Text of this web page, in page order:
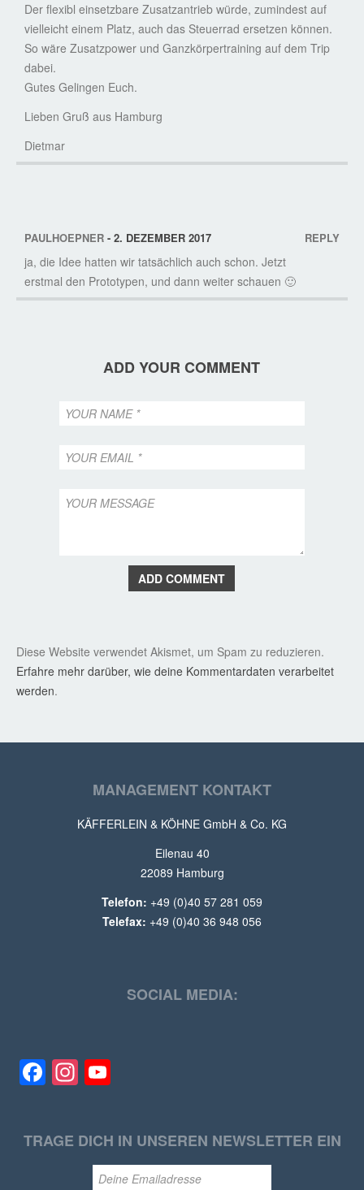
Der flexibl einsetzbare Zusatzantrieb würde, zumindest auf
vielleicht einem Platz, auch das Steuerrad ersetzen können.
So wäre Zusatzpower und Ganzkörpertraining auf dem Trip
dabei.
Gutes Gelingen Euch.
Lieben Gruß aus Hamburg
Dietmar
PAULHOEPNER - 2. DEZEMBER 2017 REPLY
ja, die Idee hatten wir tatsächlich auch schon. Jetzt
erstmal den Prototypen, und dann weiter schauen 🙂
ADD YOUR COMMENT
ADD COMMENT
Diese Website verwendet Akismet, um Spam zu reduzieren.
Erfahre mehr darüber, wie deine Kommentardaten verarbeitet
werden.
MANAGEMENT KONTAKT
KÄFFERLEIN & KÖHNE GmbH & Co. KG
Eilenau 40
22089 Hamburg
Telefon: +49 (0)40 57 281 059
Telefax: +49 (0)40 36 948 056
SOCIAL MEDIA:
Facebook
Instagram
TRAGE DICH IN UNSEREN NEWSLETTER EIN